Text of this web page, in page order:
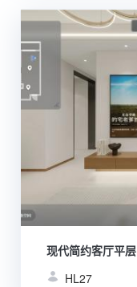
现代简约客厅平层
HL27